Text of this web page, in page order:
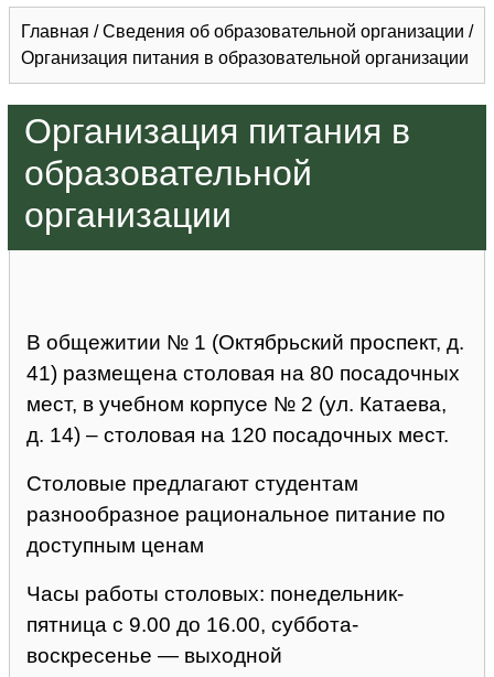
Главная /Сведения об образовательной организации /
Организация питания в образовательной организации
Организация питания в
образовательной
организации
В общежитии № 1 (Октябрьский проспект, д.
41) размещена столовая на 80 посадочных
мест, в учебном корпусе № 2 (ул. Катаева,
д. 14) – столовая на 120 посадочных мест.
Столовые предлагают студентам
разнообразное рациональное питание по
доступным ценам
Часы работы столовых: понедельник-
пятница с 9.00 до 16.00, суббота-
воскресенье — выходной